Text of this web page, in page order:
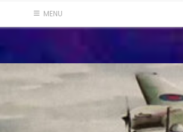
MENU